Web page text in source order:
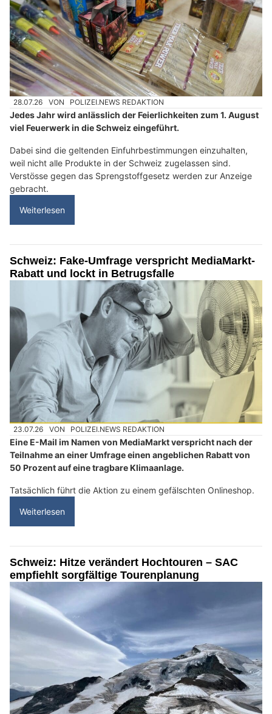
28.07.26 VON POLIZEI.NEWS REDAKTION
Jedes Jahr wird anlässlich der Feierlichkeiten zum 1. August
viel Feuerwerk in die Schweiz eingeführt.
Dabei sind die geltenden Einfuhrbestimmungen einzuhalten,
weil nicht alle Produkte in der Schweiz zugelassen sind.
Verstösse gegen das Sprengstoffgesetz werden zur Anzeige
gebracht.
Weiterlesen
Schweiz: Fake-Umfrage verspricht MediaMarkt-
Rabatt und lockt in Betrugsfalle
23.07.26 VON POLIZEI.NEWS REDAKTION
Eine E-Mail im Namen von MediaMarkt verspricht nach der
Teilnahme an einer Umfrage einen angeblichen Rabatt von
50 Prozent auf eine tragbare Klimaanlage.
Tatsächlich führt die Aktion zu einem gefälschten Onlineshop.
Weiterlesen
Schweiz: Hitze verändert Hochtouren – SAC
empfiehlt sorgfältige Tourenplanung